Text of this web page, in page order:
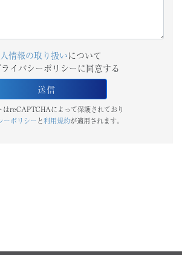
情報の取り扱いについて
ライバシーポリシーに同意する
はreCAPTCHAによって保護されており
ーポリシーと 利用規約が適用されます。